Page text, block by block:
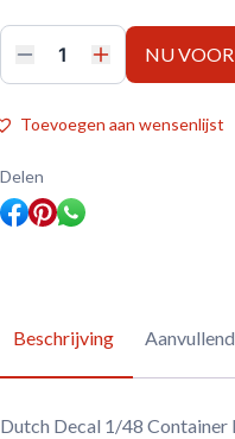
Dutch
Decal
Container
LSK/ML-
Limited
Edition
Dutch
Resin
NU
Toevoegen aan wensenlijst
Delen
Beschrijving
Dutch Decal 1/48